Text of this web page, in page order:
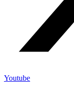
Youtube